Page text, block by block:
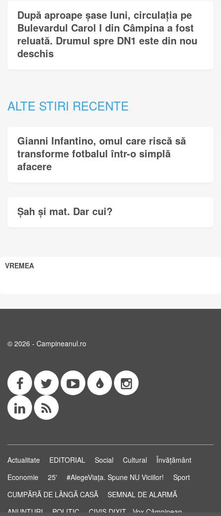
După aproape șase luni, circulația pe
Bulevardul Carol I din Câmpina a fost
reluată. Drumul spre DN1 este din nou
deschis
ALTE STIRI RECENTE
Gianni Infantino, omul care riscă să
transforme fotbalul într-o simplă
afacere
Șah și mat. Dar cui?
VREMEA
© 2026 - Campineanul.ro
Actualitate EDITORIAL Social Cultural
Învățământ
Economie
25' #AlegeViața. Spune NU Viciilor!
Sport
CUMPĂRĂ DE LÂNGĂ CASĂ
SEMNAL DE ALARMĂ
ANUNȚURI
POLITIC CIVIS DIXIT - Vox Câmpinean